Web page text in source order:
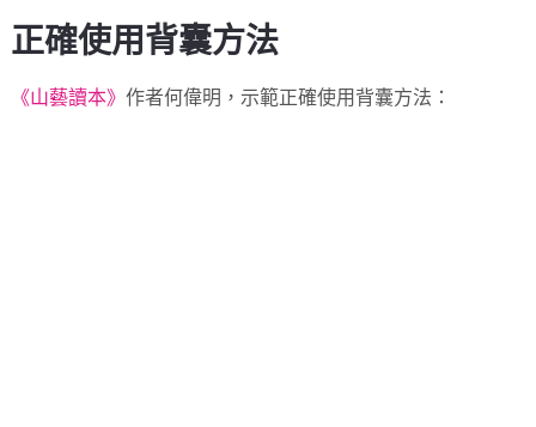
正確使用背囊方法
《山藝讀本》作者何偉明，示範正確使用背囊方法：